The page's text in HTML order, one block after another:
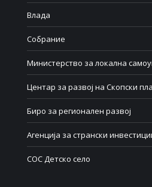
Влада
Собрание
Министерство за локална
Центар за развој на Скопски
Биро за регионален развој
Агенција за странски
СОС Детско село